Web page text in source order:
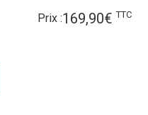
et de retours
Prix :169,90€ TTC